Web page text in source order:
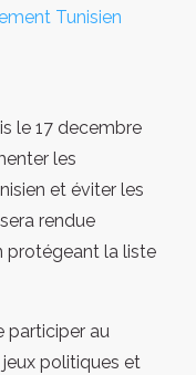
Tunisien
le 17 decembre
les
et éviter les
rendue
protégeant la liste
participer au
politiques et